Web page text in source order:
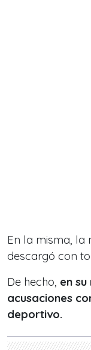
En la misma, la
descargó con
De hecho, en
acusaciones
deportivo.